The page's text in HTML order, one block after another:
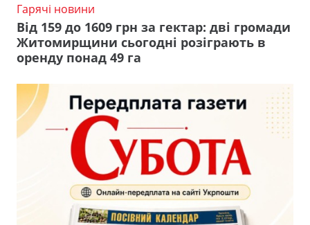
Гарячі новини
Від 159 до 1609 грн за гектар: дві громади
Житомирщини сьогодні розіграють в
оренду понад 49 га